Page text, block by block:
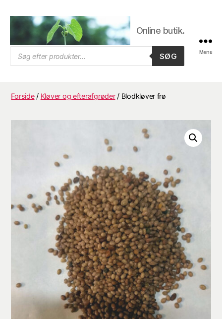
Trifolium
Frø,
Online butik.
Products
search
SØG Menu
Forside/ Kløver og efterafgrøder/ Blodkløver frø